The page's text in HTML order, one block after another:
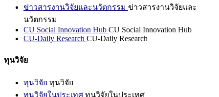
ข่าวสารงานวิจัยและนวัตกรรม ข่าวสารงานวิจัยและ
นวัตกรรม
CU Social Innovation Hub CU Social Innovation Hub
CU-Daily Research CU-Daily Research
ทุนวิจัย
ทุนวิจัย ทุนวิจัย
ทุนวิจัยในประเทศ ทุนวิจัยในประเทศ